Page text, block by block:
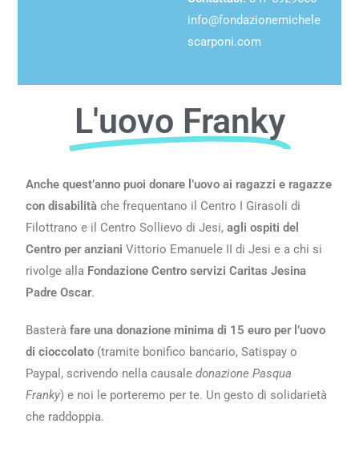
info@fondazionemichele
scarponi.com
L'uovo Franky
Anche quest’anno puoi donare l’uovo ai ragazzi e ragazze
con disabilità che frequentano il Centro I Girasoli di
Filottrano e il Centro Sollievo di Jesi, agli ospiti del
Centro per anziani Vittorio Emanuele II di Jesi e a chi si
rivolge alla Fondazione Centro servizi Caritas Jesina
Padre Oscar.
Basteràfare una donazione minima di 15 euro per l’uovo
di cioccolato (tramite bonifico bancario, Satispay o
Paypal, scrivendo nella causaledonazione Pasqua
Franky) e noi le porteremo per te. Un gesto di solidarietà
che raddoppia.